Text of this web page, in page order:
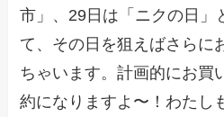
市」、29日は「ニクの日」
て、その日を狙えばさらに
ちゃいます。計画的にお買
約になりますよ〜！わたし